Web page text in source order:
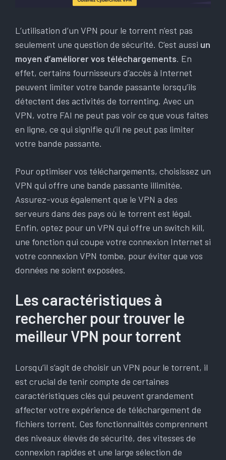
L’utilisation d’un VPN pour le torrent n’est pas
seulement une question de sécurité. C’est aussi un
moyen d’améliorer vos téléchargements. En
effet, certains fournisseurs d’accès à Internet
peuvent limiter votre bande passante lorsqu’ils
détectent des activités de torrenting. Avec un
VPN, votre FAI ne peut pas voir ce que vous faites
en ligne, ce qui signifie qu’il ne peut pas limiter
votre bande passante.
Pour optimiser vos téléchargements, choisissez un
VPN qui offre une bande passante illimitée.
Assurez-vous également que le VPN a des
serveurs dans des pays où le torrent est légal.
Enfin, optez pour un VPN qui offre un switch kill,
une fonction qui coupe votre connexion Internet si
votre connexion VPN tombe, pour éviter que vos
données ne soient exposées.
Les caractéristiques à
rechercher pour trouver le
meilleur VPN pour torrent
Lorsqu’il s’agit de choisir un VPN pour le torrent, il
est crucial de tenir compte de certaines
caractéristiques clés qui peuvent grandement
affecter votre expérience de téléchargement de
fichiers torrent. Ces fonctionnalités comprennent
des niveaux élevés de sécurité, des vitesses de
connexion rapides et une large sélection de